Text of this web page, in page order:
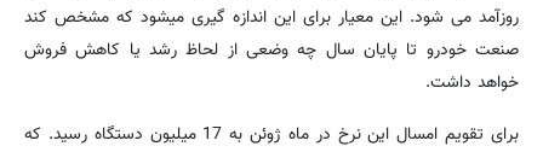
روزآمد می شود. این معیار برای این اندازه گیری میشود که مشخص کند
صنعت خودرو تا پایان سال چه وضعی از لحاظ رشد یا کاهش فروش
خواهد داشت.
برای تقویم امسال این نرخ در ماه ژوئن به 17 میلیون دستگاه رسید. که